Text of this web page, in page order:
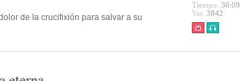
de la crucifixión para salvar a su
Tiempo. 36:09
Ver. 3842